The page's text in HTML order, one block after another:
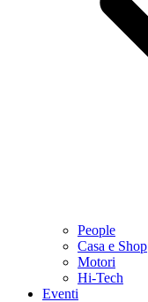
People
Casa e Shop
Motori
Hi-Tech
Eventi